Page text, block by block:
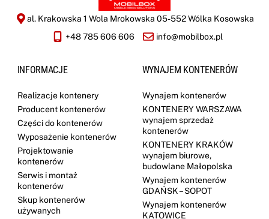
al. Krakowska 1 Wola Mrokowska 05-552 Wólka Kosowska
+48 785 606 606
info@mobilbox.pl
INFORMACJE
Realizacje kontenery
Producent kontenerów
Części do kontenerów
Wyposażenie kontenerów
Projektowanie
kontenerów
Serwis i montaż
kontenerów
Skup kontenerów
używanych
WYNAJEM KONTENERÓW
Wynajem kontenerów
KONTENERY WARSZAWA
wynajem sprzedaż
kontenerów
KONTENERY KRAKÓW
wynajem biurowe,
budowlane Małopolska
Wynajem kontenerów
GDAŃSK – SOPOT
Wynajem kontenerów
KATOWICE